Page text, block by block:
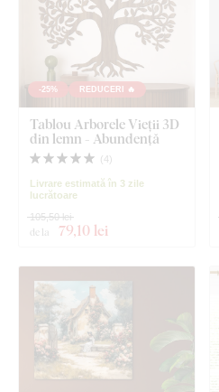
-25% REDUCERI 🔥
Tablou Arborele Vieții 3D
din lemn - Abundență
( 4)
Livrare estimată în 3 zile
lucrătoare
de la 79,10 lei
105,50 lei